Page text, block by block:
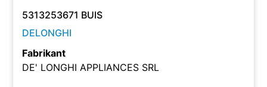
5313253671 BUIS
DELONGHI
Fabrikant
DE' LONGHI APPLIANCES SRL